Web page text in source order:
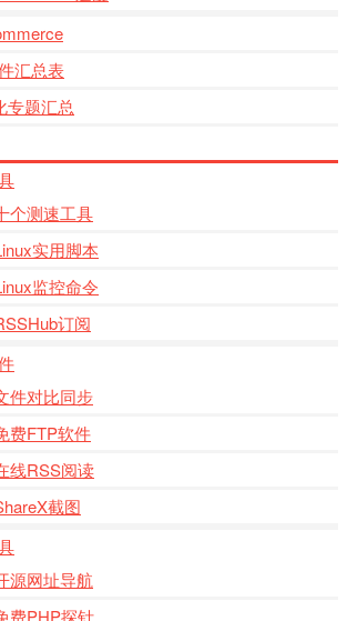
汇总表
专题汇总
个测速工具
实用脚本
监控命令
订阅
件对比同步
费FTP软件
线RSS阅读
截图
源网址导航
费PHP探针